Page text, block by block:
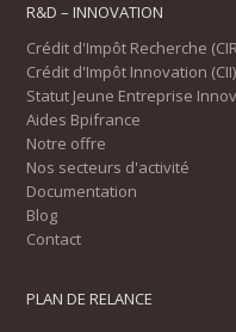
R&D – INNOVATION
Crédit d'Impôt Recherche
Crédit d'Impôt Innovation (CII)
Statut Jeune Entreprise
Aides Bpifrance
Notre offre
Nos secteurs d'activité
Documentation
Blog
Contact
PLAN DE RELANCE
volonté de
notre
collectif fort,
offrir le